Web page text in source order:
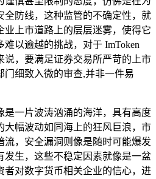
全防线，这种监管的不确定性，就
业上市道路上的层层迷雾，使得它
以逾越的挑战，对于 ImToken
说，要满足证券交易所严苛的上市
门细致入微的审查,并非一件易
是一片波涛汹涌的海洋，具有高度
大幅波动如同海上的狂风巨浪，市
流，安全漏洞则像是随时可能爆发
发生，这些不稳定因素就像是一盆
者对数字货币相关企业的信心，进